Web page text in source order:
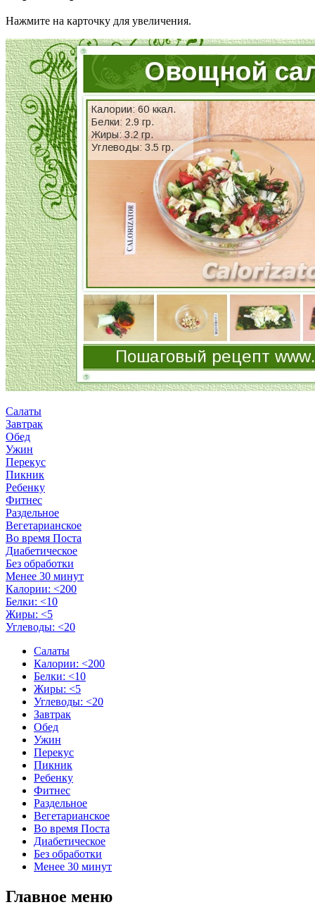
Нажмите на карточку для увеличения.
Салаты
Завтрак
Обед
Ужин
Перекус
Пикник
Ребенку
Фитнес
Раздельное
Вегетарианское
Во время Поста
Диабетическое
Без обработки
Менее 30 минут
Калории: <200
Белки: <10
Жиры: <5
Углеводы: <20
Салаты
Калории: <200
Белки: <10
Жиры: <5
Углеводы: <20
Завтрак
Обед
Ужин
Перекус
Пикник
Ребенку
Фитнес
Раздельное
Вегетарианское
Во время Поста
Диабетическое
Без обработки
Менее 30 минут
Главное меню